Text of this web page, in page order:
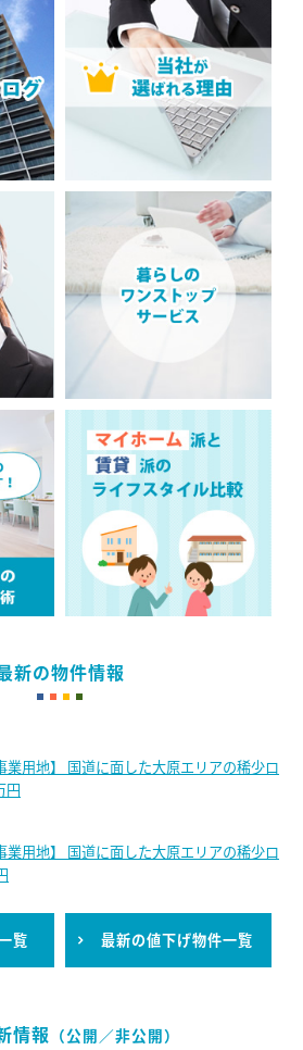
新の物件情報
用地】 国道に面した大原エリアの稀少ロ
円
用地】 国道に面した大原エリアの稀少ロ
覧 最新の値下げ物件一覧
情報 （公開／非公開）